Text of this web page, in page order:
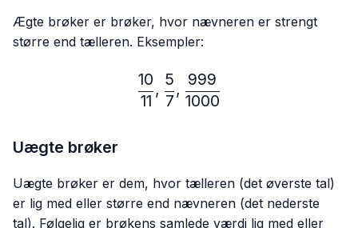
Ægte brøker er brøker, hvor nævneren er strengt
større end tælleren. Eksempler:
11
10
,
7
5
,
1000
999
Uægte brøker
Uægte brøker er dem, hvor tælleren (det øverste tal)
er lig med eller større end nævneren (det nederste
tal). Følgelig er brøkens samlede værdi lig med eller